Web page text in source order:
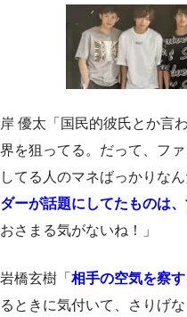
岸 優太「国民的彼氏とか言
界を狙ってる。だって、フ
してる人のマネばっかりなん
ダーが話題にしてたものは
おさまる気がないね！」
岩橋玄樹「 相手の空気を察す
るときに気付いて、さりげ